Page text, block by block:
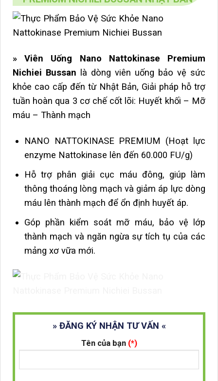
» Viên Uống Nano Nattokinase Premium
Nichiei Bussan
là dòng viên uống bảo vệ sức
khỏe cao cấp đến từ Nhật Bản, Giải pháp hỗ trợ
tuần hoàn qua 3 cơ chế cốt lõi: Huyết khối – Mỡ
máu – Thành mạch
NANO NATTOKINASE PREMIUM (Hoạt lực
enzyme Nattokinase lên đến 60.000 FU/g)
Hỗ trợ phân giải cục máu đông, giúp làm
thông thoáng lòng mạch và giảm áp lực dòng
máu lên thành mạch để ổn định huyết áp.
Góp phần kiểm soát mỡ máu, bảo vệ lớp
thành mạch và ngăn ngừa sự tích tụ của các
mảng xơ vữa mới.
» ĐĂNG KÝ NHẬN TƯ VẤN «
Tên của bạn (*)